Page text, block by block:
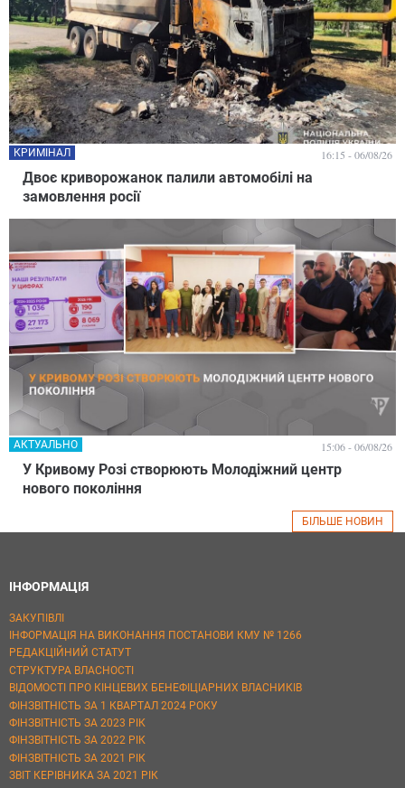
Двоє криворожанок палили автомобілі на
замовлення росії
КРИМІНАЛ 16:15 - 06/08/26
У Кривому Розі створюють Молодіжний центр
нового покоління
АКТУАЛЬНО 15:06 - 06/08/26
БІЛЬШЕ НОВИН
ІНФОРМАЦІЯ
ЗАКУПІВЛІ
ІНФОРМАЦІЯ НА ВИКОНАННЯ ПОСТАНОВИ КМУ № 1266
РЕДАКЦІЙНИЙ СТАТУТ
СТРУКТУРА ВЛАСНОСТІ
ВІДОМОСТІ ПРО КІНЦЕВИХ БЕНЕФІЦІАРНИХ ВЛАСНИКІВ
ФІНЗВІТНІСТЬ ЗА 1 КВАРТАЛ 2024 РОКУ
ФІНЗВІТНІСТЬ ЗА 2023 РІК
ФІНЗВІТНІСТЬ ЗА 2022 РІК
ФІНЗВІТНІСТЬ ЗА 2021 РІК
ЗВІТ КЕРІВНИКА ЗА 2021 РІК